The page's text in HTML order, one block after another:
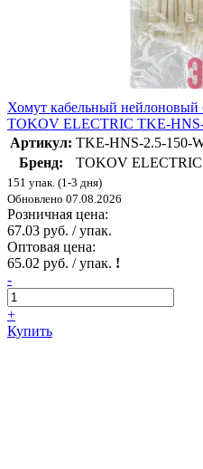
Хомут кабельный нейлоновый
TOKOV ELECTRIC TKE-
Артикул: TKE-HNS-2.5-150-
Бренд:
TOKOV ELECTRIC
151 упак. (1-3 дня)
Обновлено 07.08.2026
Розничная цена:
67.03 руб. / упак.
Оптовая цена:
65.02 руб. / упак. !
-
+
Купить